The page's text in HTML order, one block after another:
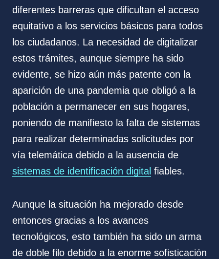
diferentes barreras que dificultan el acceso
equitativo a los servicios básicos para todos
los ciudadanos. La necesidad de digitalizar
estos trámites, aunque siempre ha sido
evidente, se hizo aún más patente con la
aparición de una pandemia que obligó a la
población a permanecer en sus hogares,
poniendo de manifiesto la falta de sistemas
para realizar determinadas solicitudes por
vía telemática debido a la ausencia de
sistemas de identificación digital fiables.
Aunque la situación ha mejorado desde
entonces gracias a los avances
tecnológicos, esto también ha sido un arma
de doble filo debido a la enorme sofisticación